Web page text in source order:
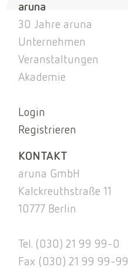
aruna
30 Jahre aruna
Unternehmen
Veranstaltungen
Akademie
Login
Registrieren
KONTAKT
aruna GmbH
Kalckreuthstraße 11
10777 Berlin
Tel. (030) 21 99 99-0
Fax (030) 21 99 99-99